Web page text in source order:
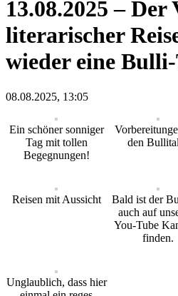
13.08.2025 – Der
literarischer
wieder eine
08.08.2025, 13:05
Ein schöner sonniger
Tag mit tollen
Begegnungen!
den
Reisen mit Aussicht
Bald ist der
auch auf
You-Tube
finden.
Unglaublich, dass hier